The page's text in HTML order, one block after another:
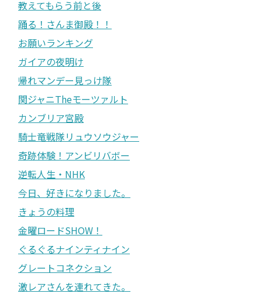
教えてもらう前と後
踊る！さんま御殿！！
お願いランキング
ガイアの夜明け
帰れマンデー見っけ隊
関ジャニTheモーツァルト
カンブリア宮殿
騎士竜戦隊リュウソウジャー
奇跡体験！アンビリバボー
逆転人生・NHK
今日、好きになりました。
きょうの料理
金曜ロードSHOW！
ぐるぐるナインティナイン
グレートコネクション
激レアさんを連れてきた。